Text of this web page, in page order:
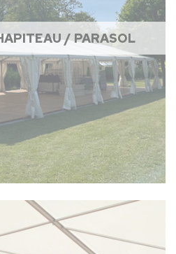
/ PARASOL